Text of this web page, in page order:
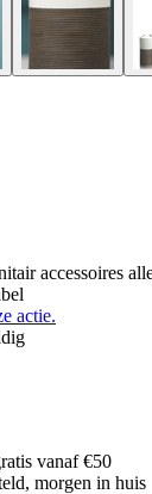
accessoires
actie.
vanaf €50
morgen in huis